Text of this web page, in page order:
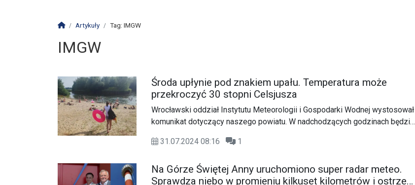
Strona główna
Artykuły Tag: IMGW
IMGW
Środa upłynie pod znakiem upału. Temperatura może
przekroczyć 30 stopni Celsjusza
Wrocławski oddział Instytutu Meteorologii i Gospodarki Wodnej wystosował
komunikat dotyczący naszego powiatu. W nadchodzących godzinach będzie
31.07.2024 08:16
1
Na Górze Świętej Anny uruchomiono super radar meteo.
Sprawdza niebo w promieniu kilkuset kilometrów i ostrzega